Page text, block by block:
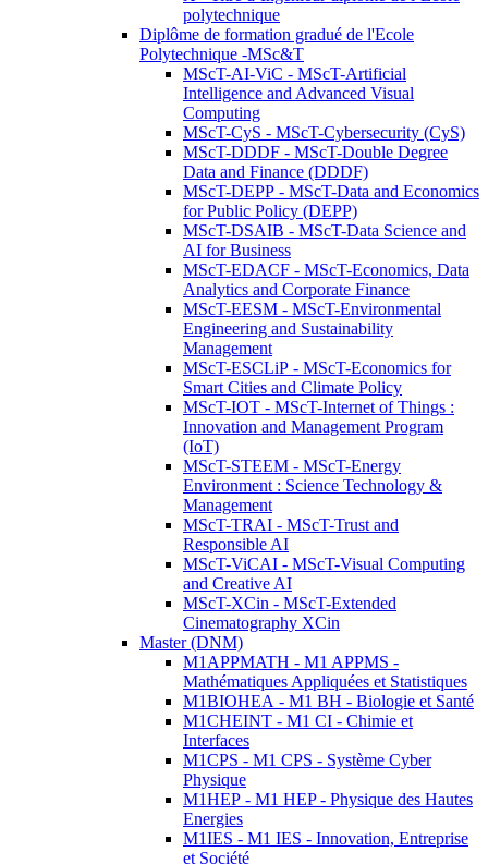
polytechnique
Diplôme de formation gradué de l'Ecole
Polytechnique -MSc&T
MScT-AI-ViC - MScT-Artificial
Intelligence and Advanced Visual
Computing
MScT-CyS - MScT-Cybersecurity (CyS)
MScT-DDDF - MScT-Double Degree
Data and Finance (DDDF)
MScT-DEPP - MScT-Data and Economics
for Public Policy (DEPP)
MScT-DSAIB - MScT-Data Science and
AI for Business
MScT-EDACF - MScT-Economics, Data
Analytics and Corporate Finance
MScT-EESM - MScT-Environmental
Engineering and Sustainability
Management
MScT-ESCLiP - MScT-Economics for
Smart Cities and Climate Policy
MScT-IOT - MScT-Internet of Things :
Innovation and Management Program
(IoT)
MScT-STEEM - MScT-Energy
Environment : Science Technology &
Management
MScT-TRAI - MScT-Trust and
Responsible AI
MScT-ViCAI - MScT-Visual Computing
and Creative AI
MScT-XCin - MScT-Extended
Cinematography XCin
Master (DNM)
M1APPMATH - M1 APPMS -
Mathématiques Appliquées et Statistiques
M1BIOHEA - M1 BH - Biologie et Santé
M1CHEINT - M1 CI - Chimie et
Interfaces
M1CPS - M1 CPS - Système Cyber
Physique
M1HEP - M1 HEP - Physique des Hautes
Energies
M1IES - M1 IES - Innovation, Entreprise
et Société